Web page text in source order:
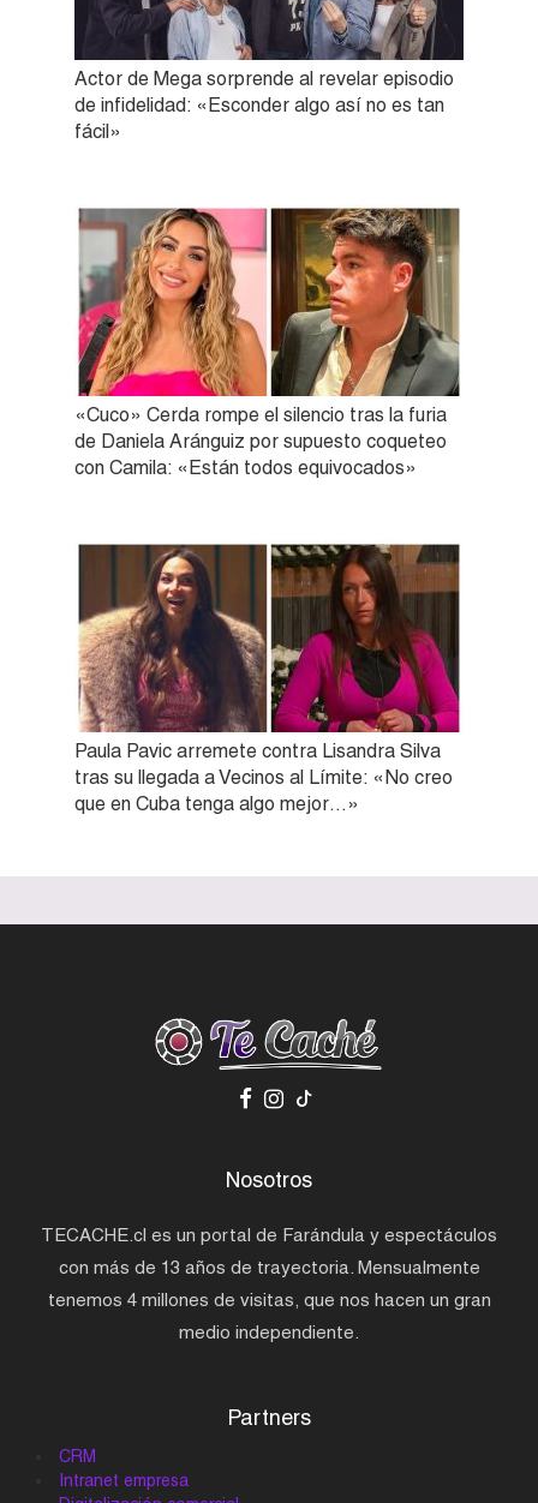
Actor de Mega sorprende al revelar episodio
de infidelidad: «Esconder algo así no es tan
fácil»
«Cuco» Cerda rompe el silencio tras la furia
de Daniela Aránguiz por supuesto coqueteo
con Camila: «Están todos equivocados»
Paula Pavic arremete contra Lisandra Silva
tras su llegada a Vecinos al Límite: «No creo
que en Cuba tenga algo mejor…»
Nosotros
TECACHE.cl es un portal de Farándula y espectáculos
con más de 13 años de trayectoria. Mensualmente
tenemos 4 millones de visitas, que nos hacen un gran
medio independiente.
Partners
CRM
Intranet empresa